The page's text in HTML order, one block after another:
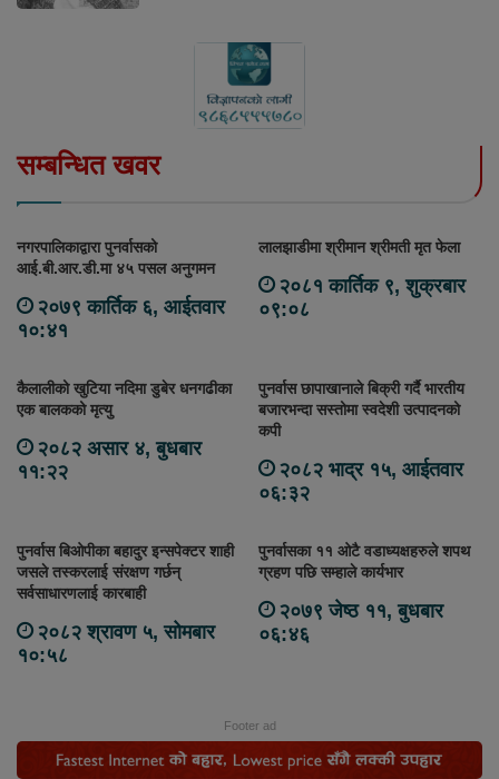
सम्बन्धित खवर
नगरपालिकाद्वारा पुनर्वासको
आई.बी.आर.डी.मा ४५ पसल अनुगमन
२०७९ कार्तिक ६, आईतवार
१०:४१
लालझाडीमा श्रीमान श्रीमती मृत फेला
२०८१ कार्तिक ९, शुक्रबार
०९:०८
कैलालीको खुटिया नदिमा डुबेर धनगढीका
एक बालकको मृत्यु
२०८२ असार ४, बुधबार
११:२२
पुनर्वास छापाखानाले बिक्री गर्दै भारतीय
बजारभन्दा सस्तोमा स्वदेशी उत्पादनको
कपी
२०८२ भाद्र १५, आईतवार
०६:३२
पुनर्वास बिओपीका बहादुर इन्सपेक्टर शाही
जसले तस्करलाई संरक्षण गर्छन्
सर्वसाधारणलाई कारबाही
२०८२ श्रावण ५, सोमबार
१०:५८
पुनर्वासका ११ ओटै वडाध्यक्षहरुले शपथ
ग्रहण पछि सम्हाले कार्यभार
२०७९ जेष्ठ ११, बुधबार
०६:४६
Footer ad